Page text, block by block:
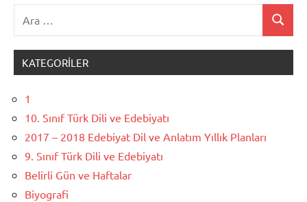
Ara
KATEGORILER
1
10. Sınıf Türk Dili ve Edebiyatı
2017 – 2018 Edebiyat Dil ve Anlatım Yıllık Planları
9. Sınıf Türk Dili ve Edebiyatı
Belirli Gün ve Haftalar
Biyografi